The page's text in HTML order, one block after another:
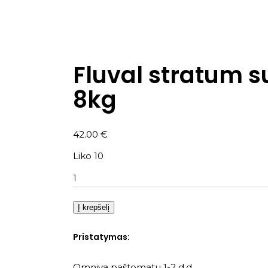
Fluval stratum
8kg
42.00 €
Liko 10
Kiekis
Į krepšelį
Pristatymas: